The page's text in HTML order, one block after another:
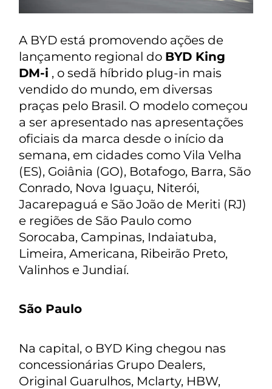
A BYD está promovendo ações de
lançamento regional do BYD King
DM-i , o sedã híbrido plug-in mais
vendido do mundo, em diversas
praças pelo Brasil. O modelo começou
a ser apresentado nas apresentações
oficiais da marca desde o início da
semana, em cidades como Vila Velha
(ES), Goiânia (GO), Botafogo, Barra, São
Conrado, Nova Iguaçu, Niterói,
Jacarepaguá e São João de Meriti (RJ)
e regiões de São Paulo como
Sorocaba, Campinas, Indaiatuba,
Limeira, Americana, Ribeirão Preto,
Valinhos e Jundiaí.
São Paulo
Na capital, o BYD King chegou nas
concessionárias Grupo Dealers,
Original Guarulhos, Mclarty, HBW,